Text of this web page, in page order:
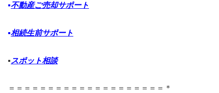
▪️不動産ご売却サポート
▪️相続生前サポート
▪️スポット相談
＝＝＝＝＝＝＝＝＝＝＝＝＝＝＝＝＝＝＝＝＊